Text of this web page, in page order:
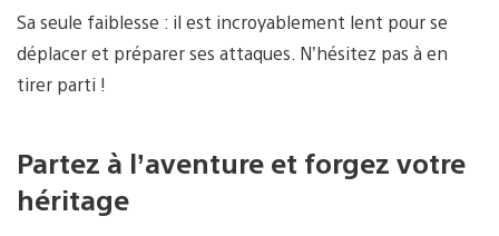
Sa seule faiblesse : il est incroyablement lent pour se
déplacer et préparer ses attaques. N’hésitez pas à en
tirer parti !
Partez à l’aventure et forgez votre
héritage